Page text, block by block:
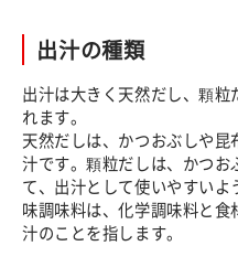
出汁の種類
出汁は大きく天然だし、顆
れます。
天然だしは、かつおぶしや
汁です。顆粒だしは、かつ
て、出汁として使いやすい
味調味料は、化学調味料と
汁のことを指します。